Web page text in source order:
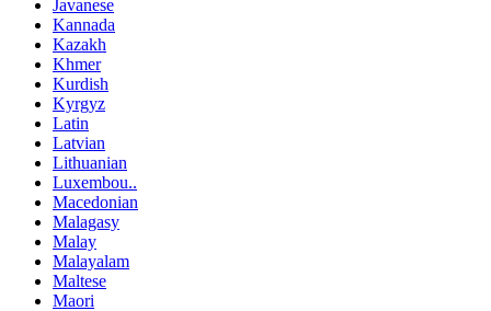
Javanese
Kannada
Kazakh
Khmer
Kurdish
Kyrgyz
Latin
Latvian
Lithuanian
Luxembou..
Macedonian
Malagasy
Malay
Malayalam
Maltese
Maori